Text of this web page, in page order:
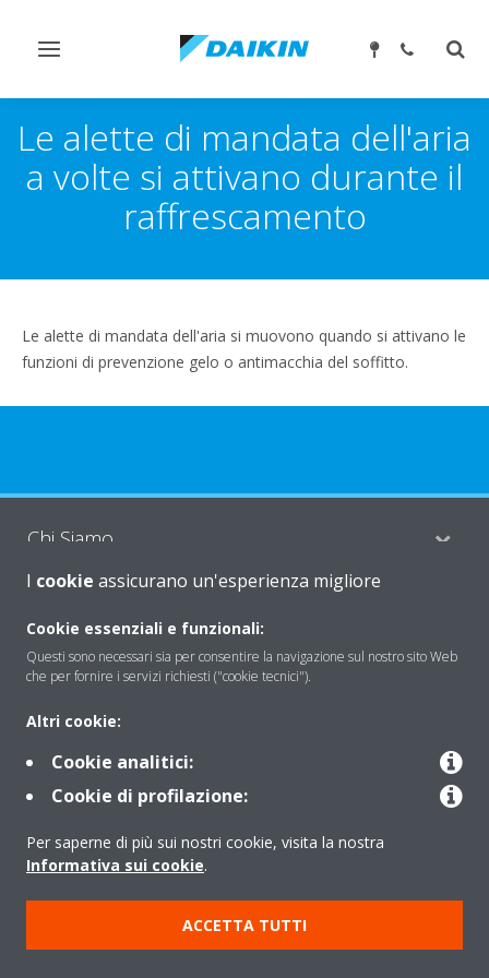
Attiva/disattiva
Le alette di mandata dell'aria
a volte si attivano durante il
raffrescamento
Le alette di mandata dell'aria si muovono quando si attivano le
funzioni di prevenzione gelo o antimacchia del soffitto.
Chi Siamo
Soluzioni
Periodo di supporto definito
Gruppo Daikin Europe
Copyright © Daikin
Cookies Policy
Policy sulla protezione dei dati
I cookie assicurano un'esperienza migliore
Cookie essenziali e funzionali:
Questi sono necessari sia per consentire la navigazione sul nostro sito Web
che per fornire i servizi richiesti ("cookie tecnici").
Altri cookie:
Cookie analitici:
Cookie di profilazione:
Per saperne di più sui nostri cookie, visita la nostra
Informativa sui cookie.
ACCETTA TUTTI